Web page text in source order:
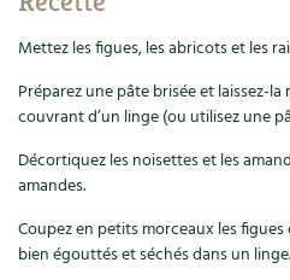
Agenda, calendrier
NOUVEAUTÉS
Ravageurs et maladies au jardin
Petit élevage
Cuisine saine
Recettes de printemps
Habitat écologique
Cuisine saine
Soins naturels
Mettez les figues, les abricots et les
Préparez une pâte brisée et laissez-
couvrant d’un linge (ou utilisez une
Décortiquez les noisettes et les
amandes.
Coupez en petits morceaux les
bien égouttés et séchés dans un linge.